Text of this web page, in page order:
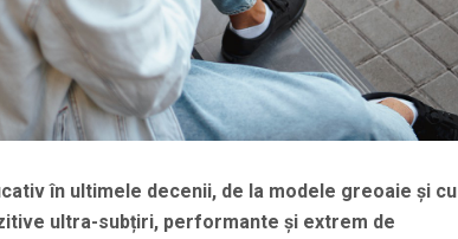
în ultimele decenii, de la modele greoaie și cu
ultra-subțiri, performante și extrem de